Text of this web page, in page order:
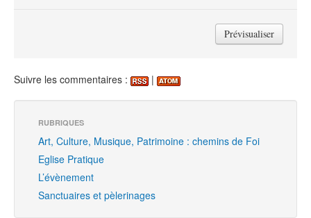
Suivre les commentaires : |
RUBRIQUES
Art, Culture, Musique, Patrimoine : chemins de Foi
Eglise Pratique
L’évènement
Sanctuaires et pèlerinages